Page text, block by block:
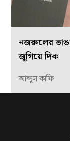
নজরুলের
জুগিয়ে দিক
আব্দুল কাফি